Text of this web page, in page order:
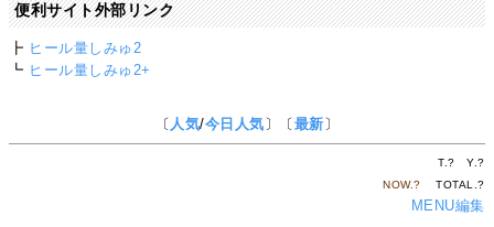
便利サイト外部リンク
┣ ヒール量しみゅ2
┗ ヒール量しみゅ2+
〔 人気/今日人気 〕〔 最新 〕
T.? Y.?
NOW.? TOTAL.?
MENU編集